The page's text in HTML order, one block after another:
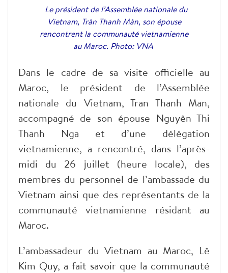
Le président de l’Assemblée nationale du
Vietnam, Trân Thanh Mân, son épouse
rencontrent la communauté vietnamienne
au Maroc. Photo: VNA
Dans le cadre de sa visite officielle au
Maroc, le président de l’Assemblée
nationale du Vietnam, Tran Thanh Man,
accompagné de son épouse Nguyên Thi
Thanh Nga et d’une délégation
vietnamienne, a rencontré, dans l’après-
midi du 26 juillet (heure locale), des
membres du personnel de l’ambassade du
Vietnam ainsi que des représentants de la
communauté vietnamienne résidant au
Maroc.
L’ambassadeur du Vietnam au Maroc, Lê
Kim Quy, a fait savoir que la communauté